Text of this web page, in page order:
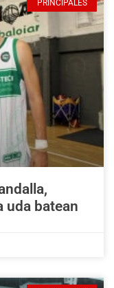
PRINCIPALES
uda batean